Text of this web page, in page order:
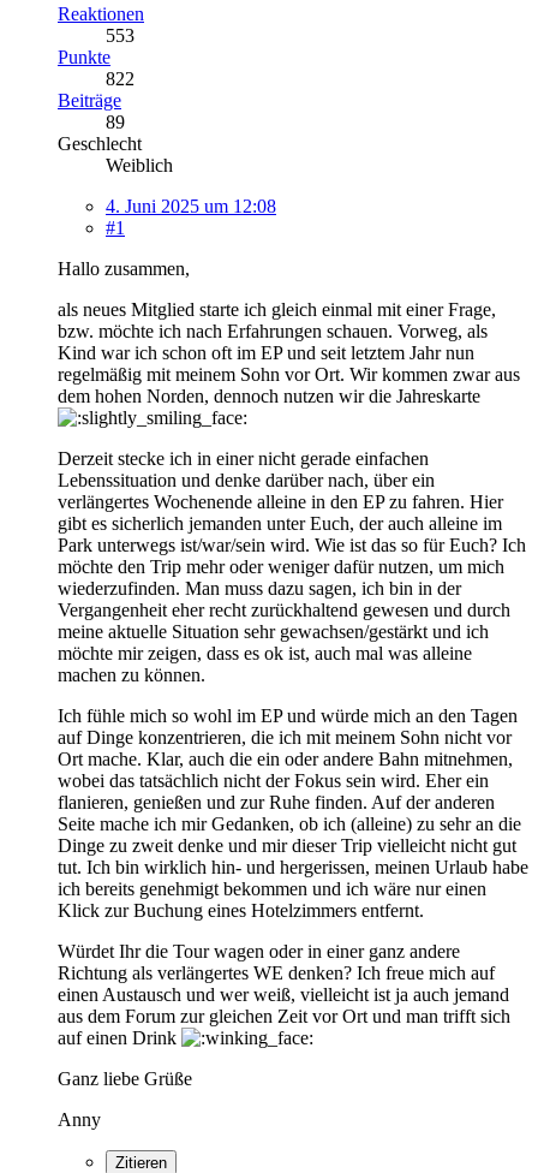
Reaktionen
553
Punkte
822
Beiträge
89
Geschlecht
Weiblich
4. Juni 2025 um 12:08
#1
Hallo zusammen,
als neues Mitglied starte ich gleich einmal mit einer Frage,
bzw. möchte ich nach Erfahrungen schauen. Vorweg, als
Kind war ich schon oft im EP und seit letztem Jahr nun
regelmäßig mit meinem Sohn vor Ort. Wir kommen zwar aus
dem hohen Norden, dennoch nutzen wir die Jahreskarte
Derzeit stecke ich in einer nicht gerade einfachen
Lebenssituation und denke darüber nach, über ein
verlängertes Wochenende alleine in den EP zu fahren. Hier
gibt es sicherlich jemanden unter Euch, der auch alleine im
Park unterwegs ist/war/sein wird. Wie ist das so für Euch? Ich
möchte den Trip mehr oder weniger dafür nutzen, um mich
wiederzufinden. Man muss dazu sagen, ich bin in der
Vergangenheit eher recht zurückhaltend gewesen und durch
meine aktuelle Situation sehr gewachsen/gestärkt und ich
möchte mir zeigen, dass es ok ist, auch mal was alleine
machen zu können.
Ich fühle mich so wohl im EP und würde mich an den Tagen
auf Dinge konzentrieren, die ich mit meinem Sohn nicht vor
Ort mache. Klar, auch die ein oder andere Bahn mitnehmen,
wobei das tatsächlich nicht der Fokus sein wird. Eher ein
flanieren, genießen und zur Ruhe finden. Auf der anderen
Seite mache ich mir Gedanken, ob ich (alleine) zu sehr an die
Dinge zu zweit denke und mir dieser Trip vielleicht nicht gut
tut. Ich bin wirklich hin- und hergerissen, meinen Urlaub habe
ich bereits genehmigt bekommen und ich wäre nur einen
Klick zur Buchung eines Hotelzimmers entfernt.
Würdet Ihr die Tour wagen oder in einer ganz andere
Richtung als verlängertes WE denken? Ich freue mich auf
einen Austausch und wer weiß, vielleicht ist ja auch jemand
aus dem Forum zur gleichen Zeit vor Ort und man trifft sich
auf einen Drink
Ganz liebe Grüße
Anny
Zitieren